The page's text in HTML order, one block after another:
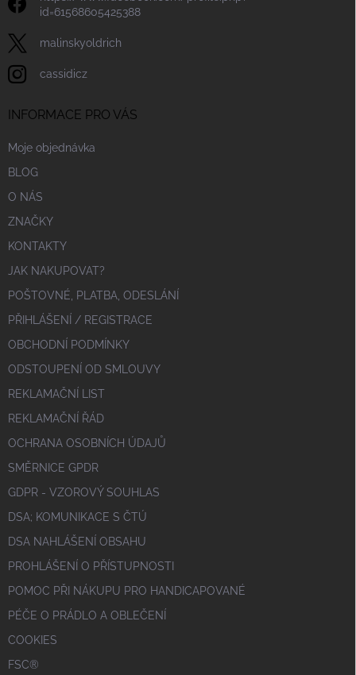
id=61568605425388
malinskyoldrich
cassidicz
INFORMACE PRO VÁS
Moje objednávka
BLOG
O NÁS
ZNAČKY
KONTAKTY
JAK NAKUPOVAT?
POŠTOVNÉ, PLATBA, ODESLÁNÍ
PŘIHLÁŠENÍ / REGISTRACE
OBCHODNÍ PODMÍNKY
ODSTOUPENÍ OD SMLOUVY
REKLAMAČNÍ LIST
REKLAMAČNÍ ŘÁD
OCHRANA OSOBNÍCH ÚDAJŮ
SMĚRNICE GPDR
GDPR - VZOROVÝ SOUHLAS
DSA; KOMUNIKACE S ČTÚ
DSA NAHLÁŠENÍ OBSAHU
PROHLÁŠENÍ O PŘÍSTUPNOSTI
POMOC PŘI NÁKUPU PRO HANDICAPOVANÉ
PÉČE O PRÁDLO A OBLEČENÍ
COOKIES
FSC®